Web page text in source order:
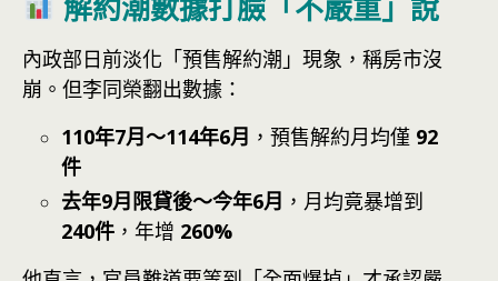
內政部日前淡化「預售解約潮」現象，稱房市沒
崩。但李同榮翻出數據：
110年7月～114年6月 ，預售解約月均僅 92
件
去年9月限貸後～今年6月 ，月均竟暴增到
240件 ，年增 260%